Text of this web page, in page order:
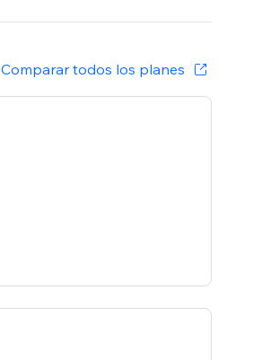
Comparar todos los planes